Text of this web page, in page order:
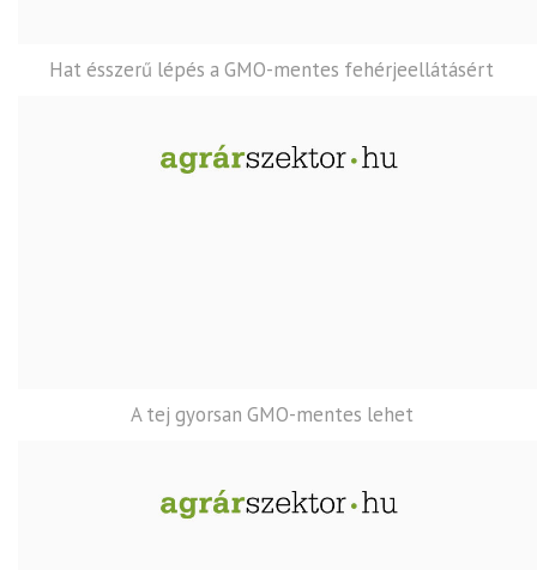
Hat ésszerű lépés a GMO-mentes fehérjeellátásért
A tej gyorsan GMO-mentes lehet